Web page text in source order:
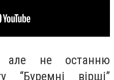
але не останню
“Буремні вірші”